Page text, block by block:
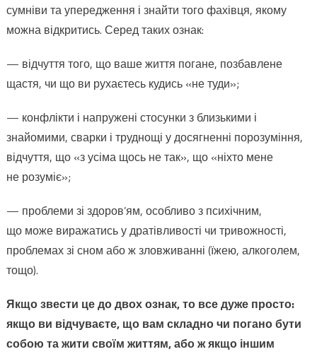
сумніви та упередження і знайти того фахівця, якому
можна відкритись. Серед таких ознак:
— відчуття того, що ваше життя погане, позбавлене
щастя, чи що ви рухаєтесь кудись «не туди»;
— конфлікти і напружені стосунки з близькими і
знайомими, сварки і труднощі у досягненні порозуміння,
відчуття, що «з усіма щось не так», що «ніхто мене
не розуміє»;
— проблеми зі здоров’ям, особливо з психічним,
що може виражатись у дратівливості чи тривожності,
проблемах зі сном або ж зловживанні (їжею, алкоголем,
тощо).
Якщо звести це додвохознак, то все дуже просто:
якщо ви відчуваєте, що вам складно чи погано бути
собою та жити своїм життям, або ж якщо іншим